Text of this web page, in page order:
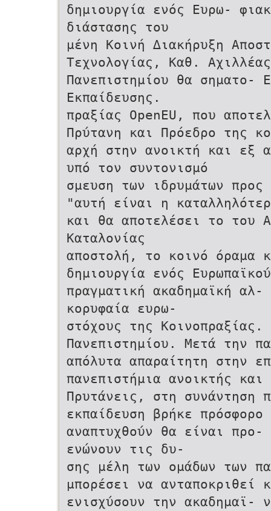
δηµιουργία ενός Ευρω-
διάστασης του
µένη Κοινή ∆ιακήρυξη
Τεχνολογίας, Καθ.
Πανεπιστηµίου θα σηµατο-
Εκπαίδευσης.
πραξίας OpenEU, που
Πρύτανη και Πρόεδρο της
αρχή στην ανοικτή και εξ
υπό τον συντονισµό
σµευση των ιδρυµάτων
"αυτή είναι η
και θα αποτελέσει το του
Καταλονίας
αποστολή, το κοινό όραµα
δηµιουργία ενός
πραγµατική ακαδηµαϊκή
κορυφαία ευρω-
στόχους της
Πανεπιστηµίου. Μετά την
απόλυτα απαραίτητη στην
πανεπιστήµια ανοικτής
Πρυτάνεις, στη συνάντηση
εκπαίδευση βρήκε
αναπτυχθούν θα είναι προ-
ενώνουν τις δυ-
σης µέλη των οµάδων των
µπορέσει να ανταποκριθεί
ενισχύσουν την ακαδηµαϊ-